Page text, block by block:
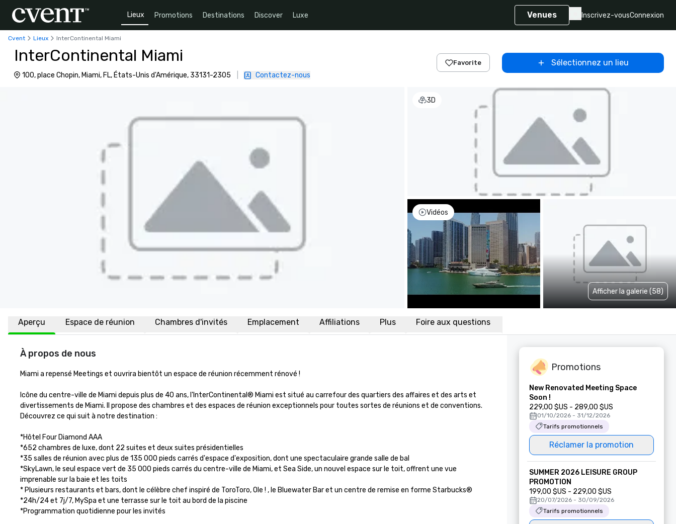
Lieux Promotions Destinations Discover Luxe Venues Inscrivez-vousConnexion
Cvent Lieux InterContinental Miami
InterContinental Miami
100, place Chopin, Miami, FL, États-Unis d'Amérique, 33131-2305 Contactez-nous
Favorite Sélectionnez un lieu
3D
Vidéos
Afficher la galerie (58)
Aperçu Espace de réunion Chambres d'invités Emplacement Affiliations Plus Foire aux questions
À propos de nous
Miami a repensé Meetings et ouvrira bientôt un espace de réunion récemment rénové !
Icône du centre-ville de Miami depuis plus de 40 ans, l'InterContinental® Miami est situé au carrefour des quartiers des affaires et des arts et
divertissements de Miami. Il propose des chambres et des espaces de réunion exceptionnels pour toutes sortes de réunions et de conventions.
Découvrez ce qui suit à notre destination :
*Hôtel Four Diamond AAA
*652 chambres de luxe, dont 22 suites et deux suites présidentielles
*35 salles de réunion avec plus de 135 000 pieds carrés d'espace d'exposition, dont une spectaculaire grande salle de bal
*SkyLawn, le seul espace vert de 35 000 pieds carrés du centre-ville de Miami, et Sea Side, un nouvel espace sur le toit, offrent une vue
imprenable sur la baie et les toits
* Plusieurs restaurants et bars, dont le célèbre chef inspiré de ToroToro, Ole ! , le Bluewater Bar et un centre de remise en forme Starbucks®
*24h/24 et 7j/7, MySpa et une terrasse sur le toit au bord de la piscine
*Programmation quotidienne pour les invités
Promotions
New Renovated Meeting Space
Soon !
229,00 $US - 289,00 $US
01/10/2026 - 31/12/2026
Tarifs promotionnels
Réclamer la promotion
SUMMER 2026 LEISURE GROUP
PROMOTION
199,00 $US - 229,00 $US
20/07/2026 - 30/09/2026
Tarifs promotionnels